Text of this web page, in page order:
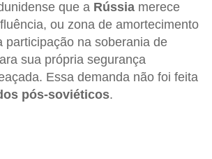
que a Rússia merece
ou zona de amortecimento
participação na soberania de
sua própria segurança
Essa demanda não foi feita
pós-soviéticos.